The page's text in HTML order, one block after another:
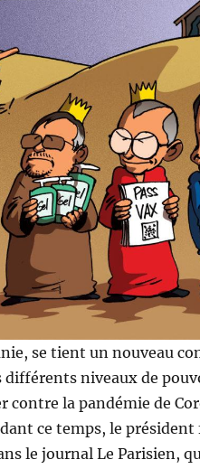
se tient un nouveau
niveaux de
contre la pandémie de
ce temps, le président
le journal Le Parisien,